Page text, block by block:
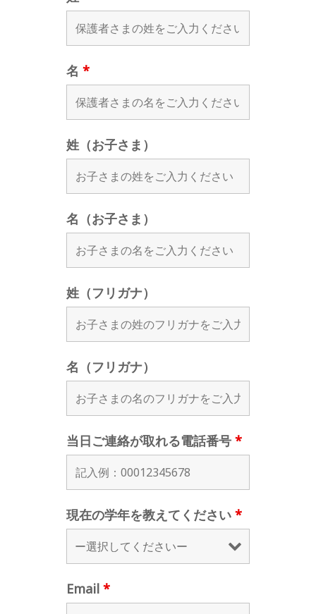
名 *
姓（お子さま）
名（お子さま）
姓（フリガナ）
名（フリガナ）
当日ご連絡が取れる電話番号 *
現在の学年を教えてください *
Email *